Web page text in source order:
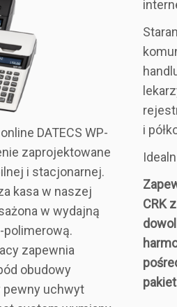
DATECS WP-
zaprojektowane
i stacjonarnej.
kasa w naszej
w wydajną
polimerową.
zapewnia
obudowy
pewny uchwyt
i
CRK